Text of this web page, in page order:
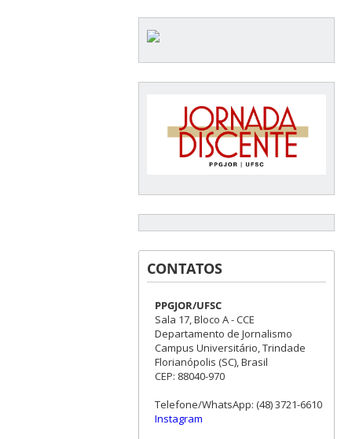
CONTATOS
PPGJOR/UFSC
Sala 17, Bloco A - CCE
Departamento de Jornalismo
Campus Universitário, Trindade
Florianópolis (SC), Brasil
CEP: 88040-970
Telefone/WhatsApp: (48) 3721-6610
Instagram